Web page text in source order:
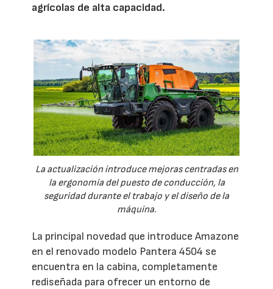
agrícolas de alta capacidad.
La actualización introduce mejoras centradas en
la ergonomía del puesto de conducción, la
seguridad durante el trabajo y el diseño de la
máquina.
La principal novedad que introduce Amazone
en el renovado modelo Pantera 4504 se
encuentra en la cabina, completamente
rediseñada para ofrecer un entorno de